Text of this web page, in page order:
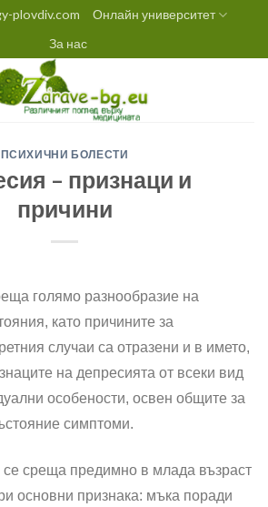
plovdiv.com
Онлайн университет
За нас
ПСИХИЧНИ БОЛЕСТИ
– признаци и
причини
голямо разнообразие на
като причините за
случаи са отразени и в името,
на депресията от всеки вид
особености, освен общите за
симптоми.
се среща предимно в млада възраст
основни признака: мъка поради